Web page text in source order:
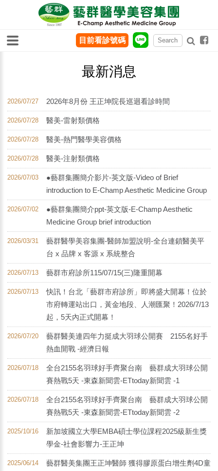
最新消息
2026/07/27 2026年8月份 王正坤院長巡迴看診時間
2026/07/28 醫美-雷射類價格
2026/07/28 醫美-熱門醫學美容價格
2026/07/28 醫美-注射類價格
2026/07/03
●藝群集團簡介影片-英文版-Video of Brief
introduction to E-Champ Aesthetic Medicine Group
2026/07/02
●藝群集團簡介ppt-英文版-E-Champ Aesthetic
Medicine Group brief introduction
2026/03/31
藝群醫學美容集團-醫師加盟說明-全台連鎖醫美平
台 x 品牌 x 客源 x 系統整合
2026/07/13 藝群市府診所115/07/15(三)隆重開幕
2026/07/13
快訊！台北「藝群市府診所」即將盛大開幕！位於
市府轉運站出口，黃金地段、人潮匯聚！2026/7/13
起，5天內正式開幕！
2026/07/20
藝群醫美連四年力挺成大羽球公開賽 2155名好手
熱血開戰 -經濟日報
2026/07/18
全台2155名羽球好手齊聚台南 藝群成大羽球公開
賽熱戰5天 -東森新聞雲-ETtoday新聞雲 -1
2026/07/18
全台2155名羽球好手齊聚台南 藝群成大羽球公開
賽熱戰5天 -東森新聞雲-ETtoday新聞雲 -2
2025/10/16
新加坡國立大學EMBA碩士學位課程2025級新生獎
學金-社會影響力-王正坤
2025/06/14
藝群醫美集團王正坤醫師 獲得膠原蛋白增生劑4D童
目前看診號碼